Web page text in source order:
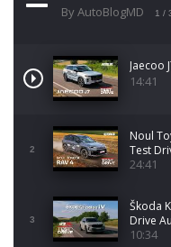
By AutoBlogMD 1 /
Jaecoo
14:41
2
Noul
Test
24:41
3
Škoda
Drive
10:34